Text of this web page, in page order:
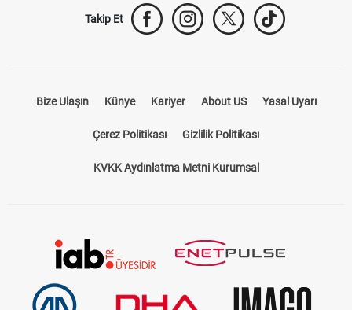
Takip Et
Bize Ulaşın Künye Kariyer About US Yasal Uyarı
Çerez Politikası Gizlilik Politikası
KVKK Aydınlatma Metni Kurumsal